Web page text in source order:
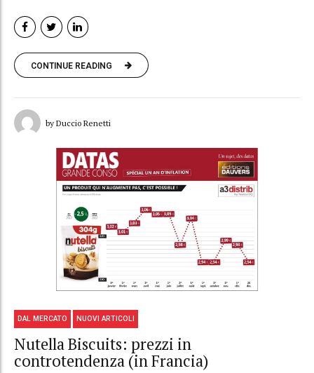
CONTINUE READING
by Duccio Renetti
DAL MERCATO NUOVI ARTICOLI
Nutella Biscuits: prezzi in
controtendenza (in Francia)